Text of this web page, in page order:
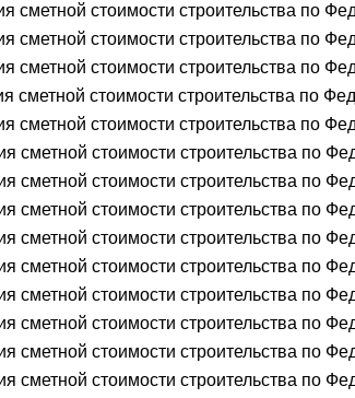
сметной стоимости строительства по
сметной стоимости строительства по
сметной стоимости строительства по
сметной стоимости строительства по
сметной стоимости строительства по
сметной стоимости строительства по
сметной стоимости строительства по
сметной стоимости строительства по
сметной стоимости строительства по
сметной стоимости строительства по
сметной стоимости строительства по
сметной стоимости строительства по
сметной стоимости строительства по
сметной стоимости строительства по